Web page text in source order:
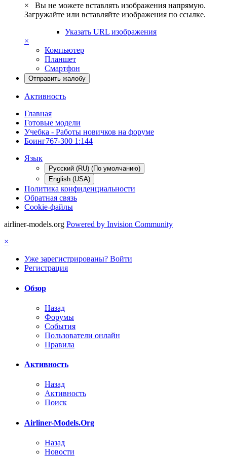
×
Вы не можете вставлять изображения напрямую.
Загружайте или вставляйте изображения по ссылке.
Указать URL изображения
×
Компьютер
Планшет
Смартфон
Отправить жалобу
Активность
Главная
Готовые модели
Учебка - Работы новичков на форуме
Боинг767-300 1:144
Язык
Русский (RU) (По умолчанию)
English (USA)
Политика конфиденциальности
Обратная связь
Cookie-файлы
airliner-models.org Powered by Invision Community
×
Уже зарегистрированы? Войти
Регистрация
Обзор
Назад
Форумы
События
Пользователи онлайн
Правила
Активность
Назад
Активность
Поиск
Airliner-Models.Org
Назад
Новости